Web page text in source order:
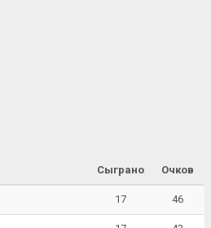
Сыграно Очков
17 46